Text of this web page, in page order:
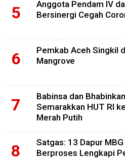
Anggota Pendam IV
Bersinergi Cegah
Pemkab Aceh Singkil
Mangrove
Babinsa dan
Semarakkan HUT RI
Merah Putih
Satgas: 13 Dapur
Berproses Lengkapi